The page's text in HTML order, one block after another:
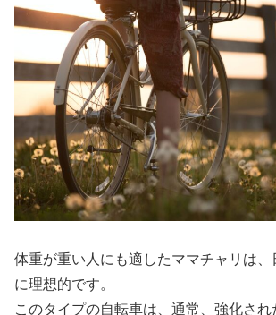
体重が重い人にも適したママチャリは、
に理想的です。
このタイプの自転車は、通常、強化さ